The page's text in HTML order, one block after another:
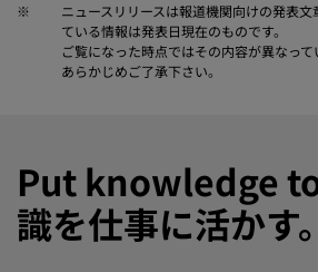
※
ニュースリリースは報道機関向けの発表
ている情報は発表日現在のものです。
ご覧になった時点ではその内容が異なって
あらかじめご了承下さい。
Put knowledge
識を仕事に活かす。